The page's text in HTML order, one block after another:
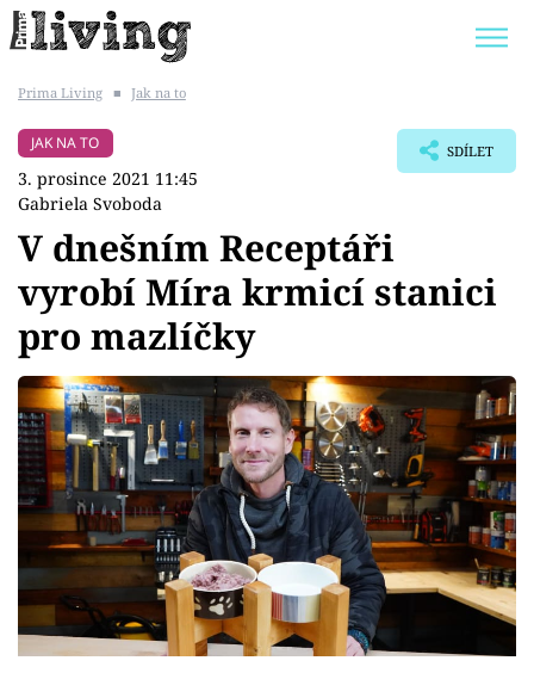
BYDLENÍ SLAVNÝCH
Témata
Bydlení
Zahrada
Design
Sledujte prima+
Přihlášení
Prima Living ■ Jak na to
JAK NA TO
3. prosince 2021 11:45
Gabriela Svoboda
SDÍLET
V dnešním Receptáři
vyrobí Míra krmicí stanici
pro mazlíčky